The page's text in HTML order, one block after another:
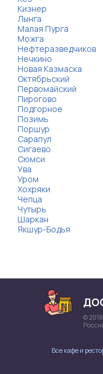
Кизнер
Лынга
Малая Пурга
Можга
Нефтеразведчиков
Нечкино
Новая Казмаска
Октябрьский
Первомайский
Пирогово
Подгорное
Позимь
Поршур
Сарапул
Сигаево
Сюмси
Ува
Уром
Хохряки
Чепца
Чутырь
Шаркан
Якшур-Бодья
©
Все кафе и